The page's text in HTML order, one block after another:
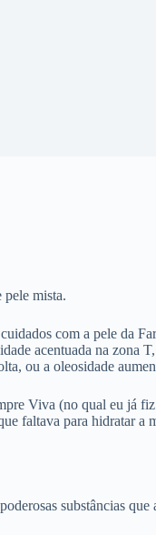
pele mista.
com a pele da
acentuada na
ou a oleosidade
Viva (no qual eu já
faltava para hidratar a
substâncias